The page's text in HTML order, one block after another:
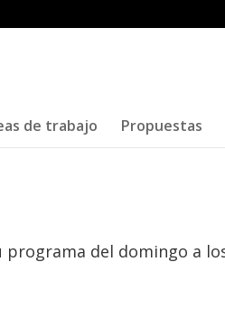
de trabajo Propuestas
programa del domingo a